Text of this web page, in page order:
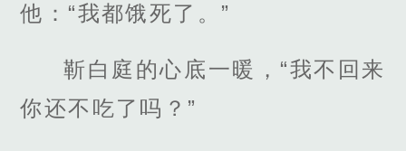
他：“我都饿死了。”
靳白庭的心底一暖，“我不回来
你还不吃了吗？”